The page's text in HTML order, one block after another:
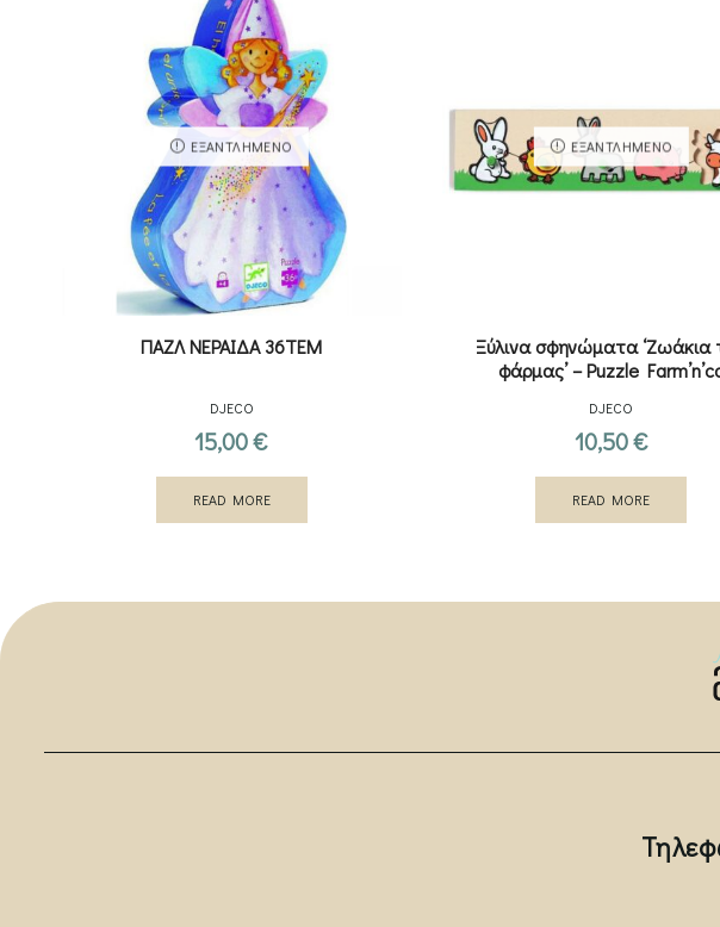
ΕΞΑΝΤΛΗΜΈΝΟ
ΠΑΖΛ ΝΕΡΑΙΔΑ 36ΤΕΜ
DJECO
15,00€
READ MORE
ΕΞΑΝΤΛΗΜΈΝΟ
Ξύλινα σφηνώματα ‘Ζωάκια
φάρμας’ – Puzzle
DJECO
10,50€
READ MORE